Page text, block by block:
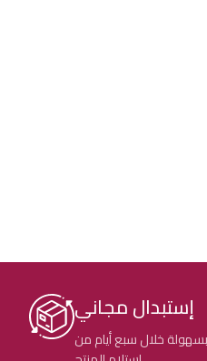
إستبدال مجاني
بسهولة خلال سبع أيام من